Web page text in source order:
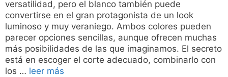
versatilidad, pero el blanco también puede
convertirse en el gran protagonista de un look
luminoso y muy veraniego. Ambos colores pueden
parecer opciones sencillas, aunque ofrecen muchas
más posibilidades de las que imaginamos. El secreto
está en escoger el corte adecuado, combinarlo con
los … leer más